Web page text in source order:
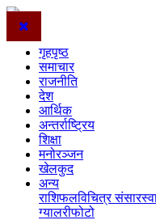
गृहपृष्ठ
समाचार
राजनीति
देश
आर्थिक
अन्तर्राष्ट्रिय
शिक्षा
मनोरञ्जन
खेलकुद
अन्य
राशिफलविचित्र संसार
ग्यालरीफोटो